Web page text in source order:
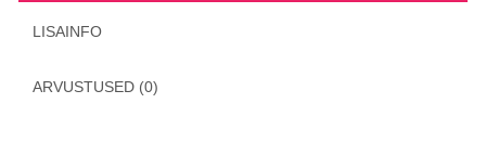
LISAINFO
ARVUSTUSED (0)